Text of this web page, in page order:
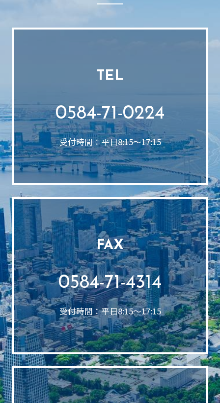
TEL
0584-71-0224
受付時間：平日8:15～17:15
FAX
0584-71-4314
受付時間：平日8:15～17:15